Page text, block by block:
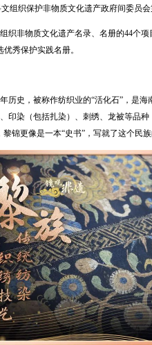
组织保护非物质文化遗产政府间委员
织非物质文化遗产名录、名册的44个
秀保护实践名册。
历史，被称作纺织业的“活化石”，是
印染（包括扎染）、刺绣、龙被等品
锦更像是一本“史书”，写就了这个民族